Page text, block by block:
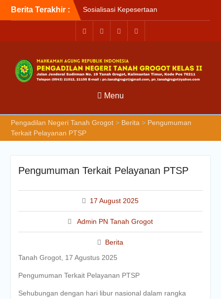
Berita Terakhir :
Sosialisasi Kepesertaan
Program Jaminan
Kesehatan Nasional (JKN)
bagi Pengadilan Negeri
Kesehatan Cabang
Balikapapan
Briefin Petugas PTSP Hari
Senin, 3 Agustus 2026
Kamis Tanggal 6 Agustus
2026
Menu
Pengadilan Negeri Tanah Grogot> Berita> Pengumuman
Terkait Pelayanan PTSP
Pengumuman Terkait Pelayanan PTSP
17 August 2025
Admin PN Tanah Grogot
Berita
Tanah Grogot, 17 Agustus 2025
Pengumuman Terkait Pelayanan PTSP
Sehubungan dengan hari libur nasional dalam rangka